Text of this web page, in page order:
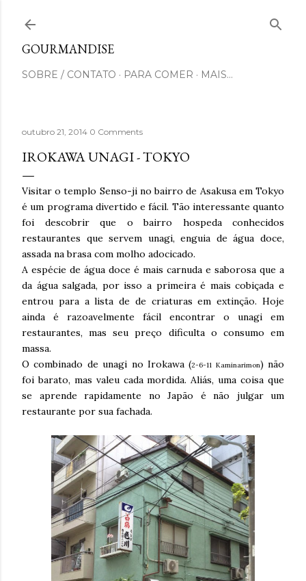
GOURMANDISE
SOBRE / CONTATO PARA COMER MAIS…
outubro 21, 2014 0 Comments
IROKAWA UNAGI - TOKYO
Visitar o templo Senso-ji no bairro de Asakusa em Tokyo
é um programa divertido e fácil. Tão interessante quanto
foi descobrir que o bairro hospeda conhecidos
restaurantes que servem unagi, enguia de água doce,
assada na brasa com molho adocicado.
A espécie de água doce é mais carnuda e saborosa que a
da água salgada, por isso a primeira é mais cobiçada e
entrou para a lista de de criaturas em extinção. Hoje
ainda é razoavelmente fácil encontrar o unagi em
restaurantes, mas seu preço dificulta o consumo em
massa.
O combinado de unagi no Irokawa (2-6-11 Kaminarimon) não
foi barato, mas valeu cada mordida. Aliás, uma coisa que
se aprende rapidamente no Japão é não julgar um
restaurante por sua fachada.